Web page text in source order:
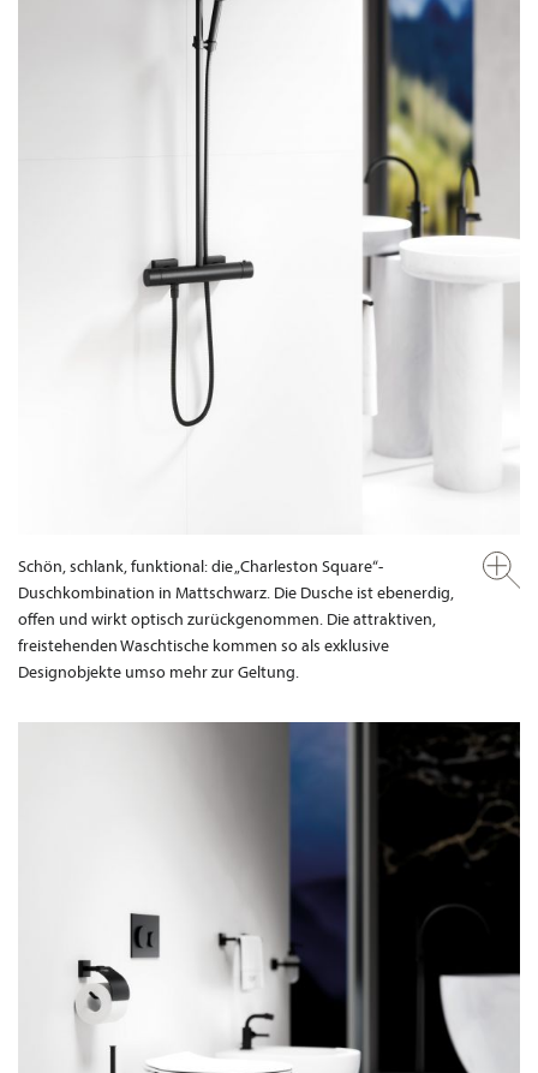
Schön, schlank, funktional: die „Charleston Square“-
Duschkombination in Mattschwarz. Die Dusche ist ebenerdig,
offen und wirkt optisch zurückgenommen. Die attraktiven,
freistehenden Waschtische kommen so als exklusive
Designobjekte umso mehr zur Geltung.